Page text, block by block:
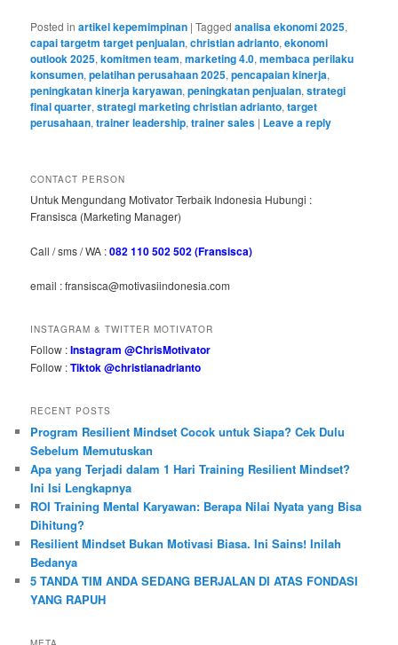
Posted in artikel kepemimpinan |Tagged analisa ekonomi 2025,
capai targetm target penjualan,christian adrianto,ekonomi
outlook 2025,komitmen team,marketing 4.0,membaca perilaku
konsumen,pelatihan perusahaan 2025,pencapaian kinerja,
peningkatan kinerja karyawan,peningkatan penjualan,strategi
final quarter,strategi marketing christian adrianto,target
perusahaan,trainer leadership,trainer sales | Leave a reply
CONTACT PERSON
Untuk Mengundang Motivator Terbaik Indonesia Hubungi :
Fransisca (Marketing Manager)
Call / sms / WA :082 110 502 502 (Fransisca)
email : fransisca@motivasiindonesia.com
INSTAGRAM & TWITTER MOTIVATOR
Follow :Instagram @ChrisMotivator
Follow :Tiktok @christianadrianto
RECENT POSTS
Program Resilient Mindset Cocok untuk Siapa? Cek Dulu
Sebelum Memutuskan
Apa yang Terjadi dalam 1 Hari Training Resilient Mindset?
Ini Isi Lengkapnya
ROI Training Mental Karyawan: Berapa Nilai Nyata yang Bisa
Dihitung?
Resilient Mindset Bukan Motivasi Biasa. Ini Sains! Inilah
Bedanya
5 TANDA TIM ANDA SEDANG BERJALAN DI ATAS FONDASI
YANG RAPUH